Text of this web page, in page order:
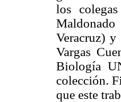
los
Veracruz)
Vargas
Biología
colección.
que este